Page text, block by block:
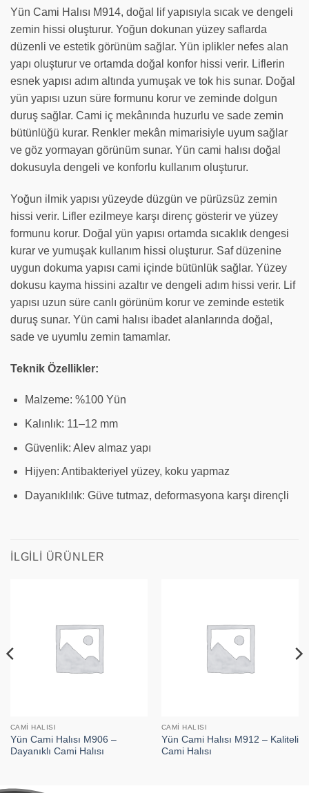
Yün Cami Halısı M914, doğal lif yapısıyla sıcak ve dengeli
zemin hissi oluşturur. Yoğun dokunan yüzey saflarda
düzenli ve estetik görünüm sağlar. Yün iplikler nefes alan
yapı oluşturur ve ortamda doğal konfor hissi verir. Liflerin
esnek yapısı adım altında yumuşak ve tok his sunar. Doğal
yün yapısı uzun süre formunu korur ve zeminde dolgun
duruş sağlar. Cami iç mekânında huzurlu ve sade zemin
bütünlüğü kurar. Renkler mekân mimarisiyle uyum sağlar
ve göz yormayan görünüm sunar. Yün cami halısı doğal
dokusuyla dengeli ve konforlu kullanım oluşturur.
Yoğun ilmik yapısı yüzeyde düzgün ve pürüzsüz zemin
hissi verir. Lifler ezilmeye karşı direnç gösterir ve yüzey
formunu korur. Doğal yün yapısı ortamda sıcaklık dengesi
kurar ve yumuşak kullanım hissi oluşturur. Saf düzenine
uygun dokuma yapısı cami içinde bütünlük sağlar. Yüzey
dokusu kayma hissini azaltır ve dengeli adım hissi verir. Lif
yapısı uzun süre canlı görünüm korur ve zeminde estetik
duruş sunar. Yün cami halısı ibadet alanlarında doğal,
sade ve uyumlu zemin tamamlar.
Teknik Özellikler:
Malzeme: %100 Yün
Kalınlık: 11–12 mm
Güvenlik: Alev almaz yapı
Hijyen: Antibakteriyel yüzey, koku yapmaz
Dayanıklılık: Güve tutmaz, deformasyona karşı dirençli
İLGILI ÜRÜNLER
CAMI HALISI
Yün Cami Halısı M906 –
Dayanıklı Cami Halısı
CAMI HALISI
Yün Cami Halısı M912 – Kaliteli
Cami Halısı